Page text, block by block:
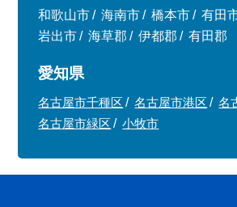
和歌山市 海南市 橋本市 有田
岩出市
海草郡 伊都郡 有田郡
愛知県
名古屋市千種区 名古屋市港区
名
名古屋市緑区
小牧市